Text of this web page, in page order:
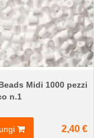
Midi 1000 pezzi
n.1
2,40 €